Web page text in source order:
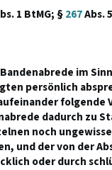
1 BtMG; §267Abs.
im
persönlich
folgende
dadurch zu
noch
und der von der
oder durch